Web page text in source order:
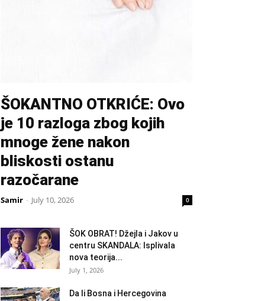
ŠOKANTNO OTKRIĆE: Ovo
je 10 razloga zbog kojih
mnoge žene nakon
bliskosti ostanu
razočarane
Samir - July 10, 2026 0
ŠOK OBRAT! Džejla i Jakov u
centru SKANDALA: Isplivala
nova teorija...
July 1, 2026
Da li Bosna i Hercegovina